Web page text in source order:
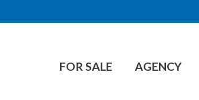
FOR SALE AGENCY